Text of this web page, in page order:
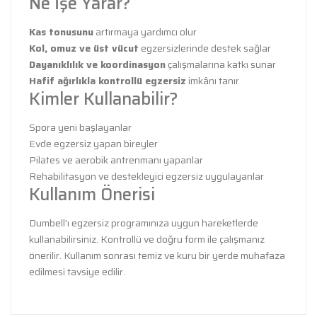
Kas tonusunuartırmaya yardımcı olur
Kol, omuz ve üst vücut egzersizlerinde destek sağlar
Dayanıklılık ve koordinasyonçalışmalarına katkı sunar
Hafif ağırlıkla kontrollü egzersiz imkânı tanır
Kimler Kullanabilir?
Spora yeni başlayanlar
Evde egzersiz yapan bireyler
Pilates ve aerobik antrenmanı yapanlar
Rehabilitasyon ve destekleyici egzersiz uygulayanlar
Kullanım Önerisi
Dumbell’ı egzersiz programınıza uygun hareketlerde
kullanabilirsiniz. Kontrollü ve doğru form ile çalışmanız
önerilir. Kullanım sonrası temiz ve kuru bir yerde muhafaza
edilmesi tavsiye edilir.